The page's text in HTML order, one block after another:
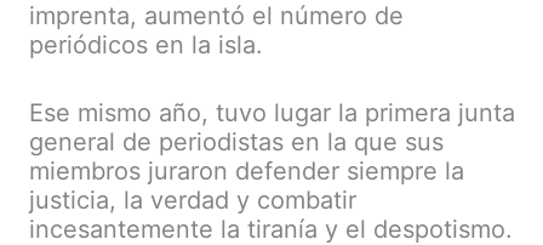
imprenta, aumentó el número de
periódicos en la isla.
Ese mismo año, tuvo lugar la primera junta
general de periodistas en la que sus
miembros juraron defender siempre la
justicia, la verdad y combatir
incesantemente la tiranía y el despotismo.